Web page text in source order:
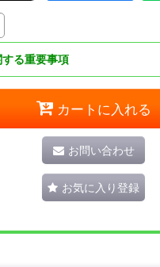
る重要事項
カートに入れる
お問い合わせ
お気に入り登録